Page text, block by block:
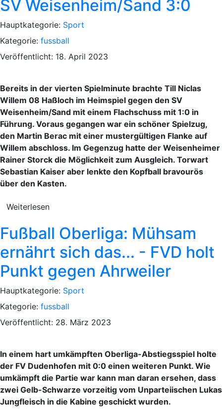
SV Weisenheim/Sand 3:0
Hauptkategorie: Sport
Kategorie: fussball
Veröffentlicht: 18. April 2023
Bereits in der vierten Spielminute brachte Till Niclas
Willem 08 Haßloch im Heimspiel gegen den SV
Weisenheim/Sand mit einem Flachschuss mit 1:0 in
Führung. Voraus gegangen war ein schöner Spielzug,
den Martin Berac mit einer mustergültigen Flanke auf
Willem abschloss. Im Gegenzug hatte der Weisenheimer
Rainer Storck die Möglichkeit zum Ausgleich. Torwart
Sebastian Kaiser aber lenkte den Kopfball bravourös
über den Kasten.
Weiterlesen
Fußball Oberliga: Mühsam
ernährt sich das... - FVD holt
Punkt gegen Ahrweiler
Hauptkategorie: Sport
Kategorie: fussball
Veröffentlicht: 28. März 2023
In einem hart umkämpften Oberliga-Abstiegsspiel holte
der FV Dudenhofen mit 0:0 einen weiteren Punkt. Wie
umkämpft die Partie war kann man daran ersehen, dass
zwei Gelb-Schwarze vorzeitig vom Unparteiischen Lukas
Jungfleisch in die Kabine geschickt wurden.